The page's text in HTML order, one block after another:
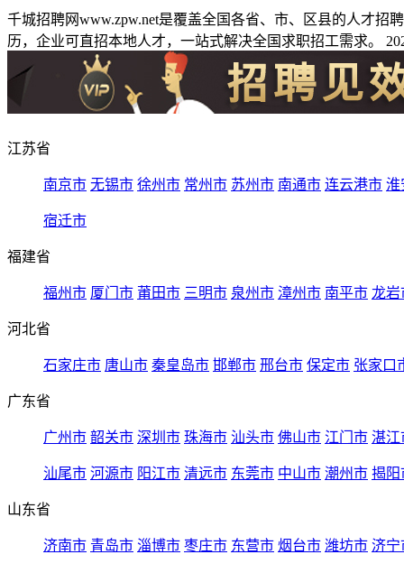
千城招聘网www.zpw.net是覆盖全国各省、市、区县的人才
历，企业可直招本地人才，一站式解决全国求职招工需求。
江苏省
南京市 无锡市 徐州市 常州市 苏州市 南通市 连云港市 淮
宿迁市
福建省
福州市 厦门市 莆田市 三明市 泉州市 漳州市 南平市 龙岩
河北省
石家庄市 唐山市 秦皇岛市 邯郸市 邢台市 保定市 张家口
广东省
广州市 韶关市 深圳市 珠海市 汕头市 佛山市 江门市 湛江
汕尾市 河源市 阳江市 清远市 东莞市 中山市 潮州市 揭阳
山东省
济南市 青岛市 淄博市 枣庄市 东营市 烟台市 潍坊市 济宁